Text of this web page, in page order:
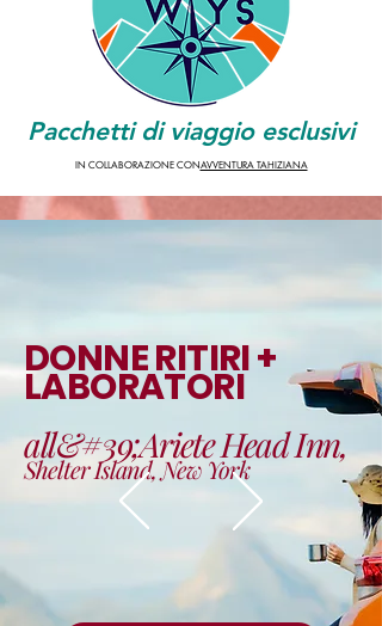
Pacchetti di viaggio esclusivi
IN COLLABORAZIONE CONAVVENTURA TAHIZIANA
DONNE RITIRI +
LABORATORI
all&#39;Ariete Head Inn,
Shelter Island, New York